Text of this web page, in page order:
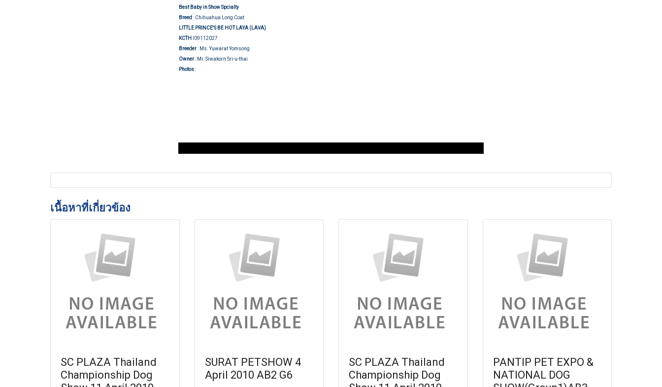
Best Baby in Show Spcialty
Breed : Chihuahua Long Coat
LITTLE PRINCE'S BE HOT LAYA (LAVA)
KCTH
I09112027
Breeder: Ms. Yuwarat Yomsong
Owner: Mr. Siwakorn Sri-u-thai
Photos:
เนื้อหาที่เกี่ยวข้อง
SC PLAZA Thailand
Championship Dog
SURAT PETSHOW 4
April 2010 AB2 G6
SC PLAZA Thailand
Championship Dog
PANTIP PET EXPO &
NATIONAL DOG